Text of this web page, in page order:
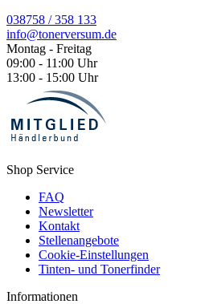
038758 / 358 133
info@tonerversum.de
Montag - Freitag
09:00 - 11:00 Uhr
13:00 - 15:00 Uhr
Shop Service
FAQ
Newsletter
Kontakt
Stellenangebote
Cookie-Einstellungen
Tinten- und Tonerfinder
Informationen